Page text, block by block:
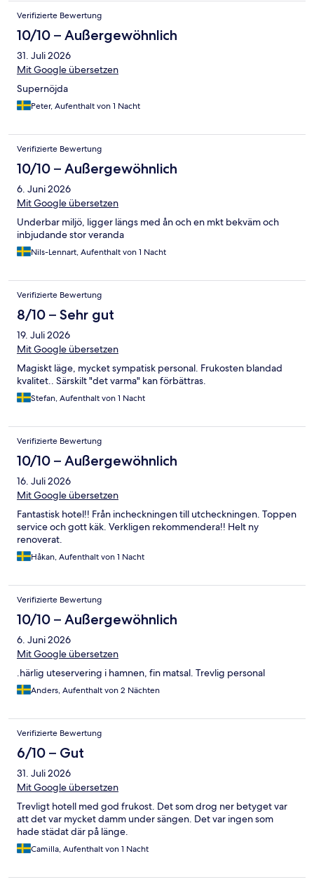
Verifizierte Bewertung
10/10 – Außergewöhnlich
31. Juli 2026
Mit Google übersetzen
Supernöjda
Peter, Aufenthalt von 1 Nacht
Verifizierte Bewertung
10/10 – Außergewöhnlich
6. Juni 2026
Mit Google übersetzen
Underbar miljö, ligger längs med ån och en mkt bekväm och
inbjudande stor veranda
Nils-Lennart, Aufenthalt von 1 Nacht
Verifizierte Bewertung
8/10 – Sehr gut
19. Juli 2026
Mit Google übersetzen
Magiskt läge, mycket sympatisk personal. Frukosten blandad
kvalitet.. Särskilt "det varma" kan förbättras.
Stefan, Aufenthalt von 1 Nacht
Verifizierte Bewertung
10/10 – Außergewöhnlich
16. Juli 2026
Mit Google übersetzen
Fantastisk hotel!! Från incheckningen till utcheckningen. Toppen
service och gott käk. Verkligen rekommendera!! Helt ny
renoverat.
Håkan, Aufenthalt von 1 Nacht
Verifizierte Bewertung
10/10 – Außergewöhnlich
6. Juni 2026
Mit Google übersetzen
.härlig uteservering i hamnen, fin matsal. Trevlig personal
Anders, Aufenthalt von 2 Nächten
Verifizierte Bewertung
6/10 – Gut
31. Juli 2026
Mit Google übersetzen
Trevligt hotell med god frukost. Det som drog ner betyget var
att det var mycket damm under sängen. Det var ingen som
hade städat där på länge.
Camilla, Aufenthalt von 1 Nacht